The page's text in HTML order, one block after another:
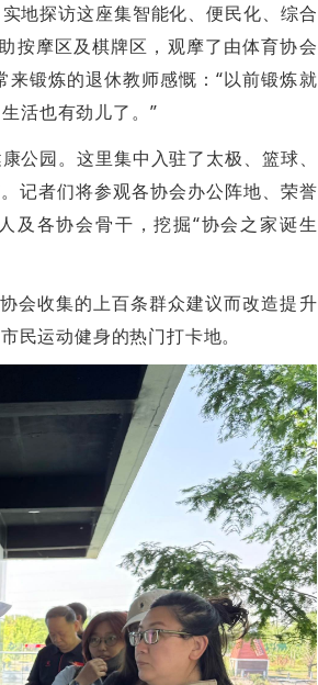
地探访这座集智能化、便民化、综合
按摩区及棋牌区，观摩了由体育协会
锻炼的退休教师感慨：“以前锻炼就
活也有劲儿了。”
公园。这里集中入驻了太极、篮球、
记者们将参观各协会办公阵地、荣誉
及各协会骨干，挖掘“协会之家诞生
会收集的上百条群众建议而改造提升
民运动健身的热门打卡地。